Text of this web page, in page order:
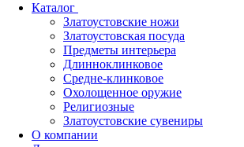
Каталог
Златоустовские ножи
Златоустовская посуда
Предметы интерьера
Длинноклинковое
Средне-клинковое
Охолощенное оружие
Религиозные
Златоустовские сувениры
О компании